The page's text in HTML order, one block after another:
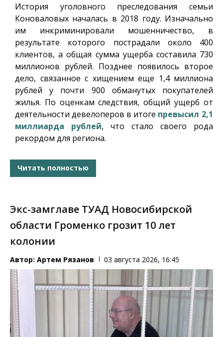
История уголовного преследования семьи
Коноваловых началась в 2018 году. Изначально
им инкриминировали мошенничество, в
результате которого пострадали около 400
клиентов, а общая сумма ущерба составила 730
миллионов рублей. Позднее появилось второе
дело, связанное с хищением еще 1,4 миллиона
рублей у почти 900 обманутых покупателей
жилья. По оценкам следствия, общий ущерб от
деятельности девелоперов в итоге превысил 2,1
миллиарда рублей, что стало своего рода
рекордом для региона.
Читать полностью
Экс-замглаве ТУАД Новосибирской
области Громенко грозит 10 лет
колонии
Автор: Артем Рязанов 03 августа 2026, 16:45